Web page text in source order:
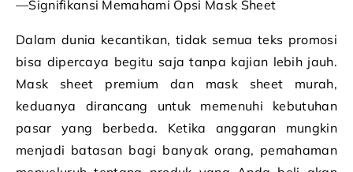
—Signifikansi Memahami Opsi Mask Sheet
Dalam dunia kecantikan, tidak semua teks promosi
bisa dipercaya begitu saja tanpa kajian lebih jauh.
Mask sheet premium dan mask sheet murah,
keduanya dirancang untuk memenuhi kebutuhan
pasar yang berbeda. Ketika anggaran mungkin
menjadi batasan bagi banyak orang, pemahaman